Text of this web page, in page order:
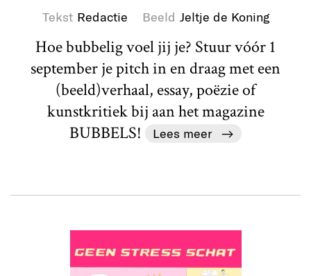
Tekst Redactie Beeld Jeltje de Koning
Hoe bubbelig voel jij je? Stuur vóór 1
september je pitch in en draag met een
(beeld)verhaal, essay, poëzie of
kunstkritiek bij aan het magazine
BUBBELS!
Lees meer